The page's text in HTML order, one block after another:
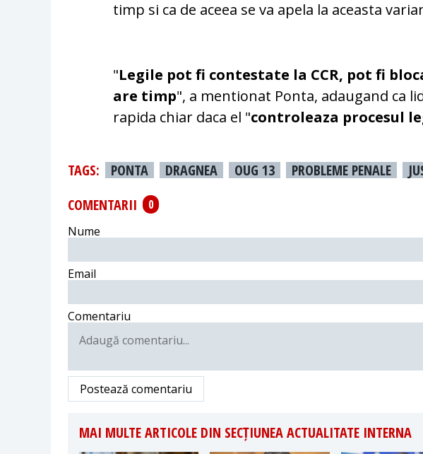
timp si ca de aceea se va apela la aceasta
"Legile pot fi contestate la CCR, pot fi
are timp", a mentionat Ponta, adaugand ca
rapida chiar daca el "controleaza procesul
TAGS: PONTA DRAGNEA OUG 13 PROBLEME PENALE
COMENTARII
0
Nume
Email
Comentariu
Postează comentariu
MAI MULTE ARTICOLE DIN SECȚIUNEA ACTUALITATE INTERNA